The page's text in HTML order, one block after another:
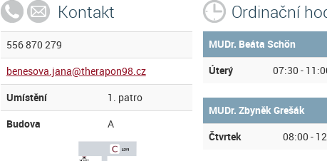
Kontakt
556 870 279
benesova.jana@therapon98.cz
Umístění
1. patro
Budova
A
Ordinační
MUDr. Beáta Schön
Úterý
07:30 -
MUDr. Zbyněk Grešák
Čtvrtek
08:00 -